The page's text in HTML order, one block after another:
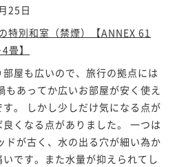
25日
特別和室（禁煙）【ANNEX 61
畳】
屋も広いので、旅行の拠点には
あってか広いお部屋が安く使え
。 しかし少しだけ気になる点が
くなる点がありました。 一つは
ドが古く、水の出る穴が細い為か
です。また水量が抑えられてし